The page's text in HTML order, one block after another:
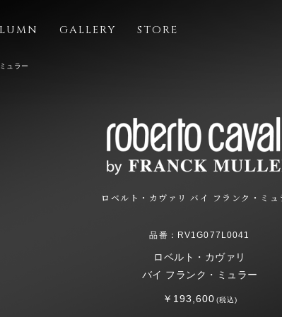
GALLERY STORE
ロベルト・カヴァリ バイ フランク・ミュ
品番：RV1G077L0041
ロベルト・カヴァリ
バイ フランク・ミュラー
￥193,600(税込)
ュラー